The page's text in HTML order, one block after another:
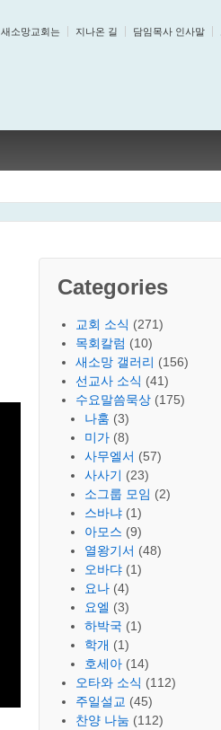
새소망교회는 지나온 길 담임목사 인사말
Categories
교회 소식 (271)
목회칼럼 (10)
새소망 갤러리 (156)
선교사 소식 (41)
수요말씀묵상 (175)
나훔 (3)
미가 (8)
사무엘서 (57)
사사기 (23)
소그룹 모임 (2)
스바냐 (1)
아모스 (9)
열왕기서 (48)
오바댜 (1)
요나 (4)
요엘 (3)
하박국 (1)
학개 (1)
호세아 (14)
오타와 소식 (112)
주일설교 (45)
찬양 나눔 (112)